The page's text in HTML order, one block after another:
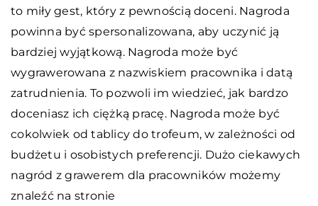
to miły gest, który z pewnością doceni. Nagroda
powinna być spersonalizowana, aby uczynić ją
bardziej wyjątkową. Nagroda może być
wygrawerowana z nazwiskiem pracownika i datą
zatrudnienia. To pozwoli im wiedzieć, jak bardzo
doceniasz ich ciężką pracę. Nagroda może być
cokolwiek od tablicy do trofeum, w zależności od
budżetu i osobistych preferencji. Dużo ciekawych
nagród z grawerem dla pracowników możemy
znaleźć na stronie